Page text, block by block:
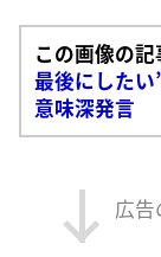
この画像の
最後にした
意味深発言
広